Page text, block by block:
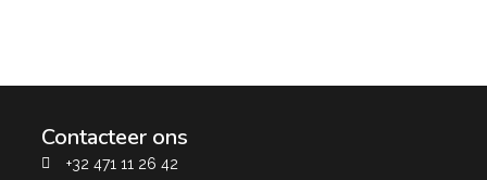
Contacteer ons
+32 471 11 26 42